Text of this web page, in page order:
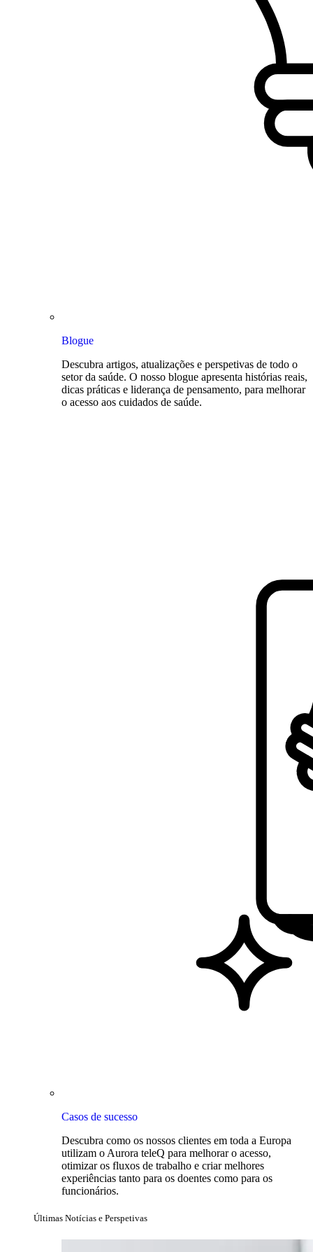
Blogue
Descubra artigos, atualizações e perspetivas de todo o
setor da saúde. O nosso blogue apresenta histórias reais,
dicas práticas e liderança de pensamento, para melhorar
o acesso aos cuidados de saúde.
Casos de sucesso
Descubra como os nossos clientes em toda a Europa
utilizam o Aurora teleQ para melhorar o acesso,
otimizar os fluxos de trabalho e criar melhores
experiências tanto para os doentes como para os
funcionários.
Últimas Notícias e Perspetivas